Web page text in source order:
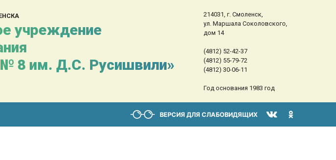
учреждение
8 им. Д.С. Русишвили»
214031, г. Смоленск,
ул. Маршала Соколовского,
дом 14
(4812) 52-42-37
(4812) 55-79-72
(4812) 30-06-11
Год основания 1983 год
ВЕРСИЯ ДЛЯ СЛАБОВИДЯЩИХ